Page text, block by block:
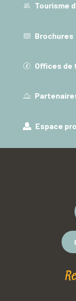
Tourisme
Brochures
Offices de
Espace pro